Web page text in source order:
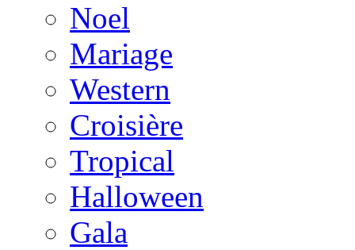
Noel
Mariage
Western
Croisière
Tropical
Halloween
Gala